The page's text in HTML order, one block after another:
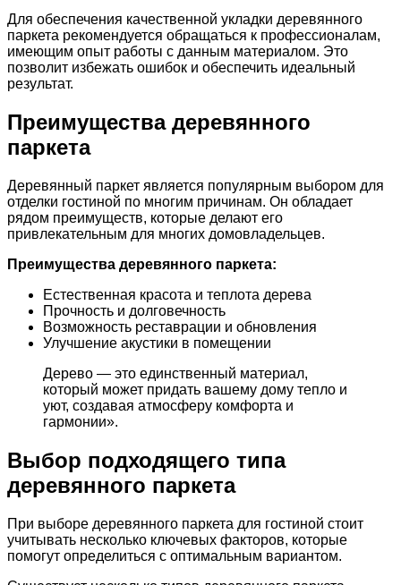
Для обеспечения качественной укладки деревянного
паркета рекомендуется обращаться к профессионалам,
имеющим опыт работы с данным материалом. Это
позволит избежать ошибок и обеспечить идеальный
результат.
Преимущества деревянного
паркета
Деревянный паркет является популярным выбором для
отделки гостиной по многим причинам. Он обладает
рядом преимуществ, которые делают его
привлекательным для многих домовладельцев.
Преимущества деревянного паркета:
Естественная красота и теплота дерева
Прочность и долговечность
Возможность реставрации и обновления
Улучшение акустики в помещении
Дерево — это единственный материал,
который может придать вашему дому тепло и
уют, создавая атмосферу комфорта и
гармонии».
Выбор подходящего типа
деревянного паркета
При выборе деревянного паркета для гостиной стоит
учитывать несколько ключевых факторов, которые
помогут определиться с оптимальным вариантом.